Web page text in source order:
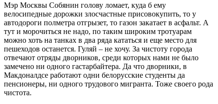
Мэр Москвы Собянин голову ломает, куда б ему
велосипедные дорожки злосчастные присовокупить, то у
автодороги полметра отгрызет, то газон закатает в асфальт. А
тут и морочиться не надо, по таким широким тротуарам
можно хоть на танках в два ряда кататься и еще место для
пешеходов останется. Гуляй – не хочу. За чистоту города
отвечают отряды дворников, среди которых нами не было
замечено ни одного гаст­арбайтера. Да что дворники, в
Макдоналдсе работают одни белорусские студенты да
пенсионеры, ни одного трудового мигранта. Тоже своего рода
чистота.